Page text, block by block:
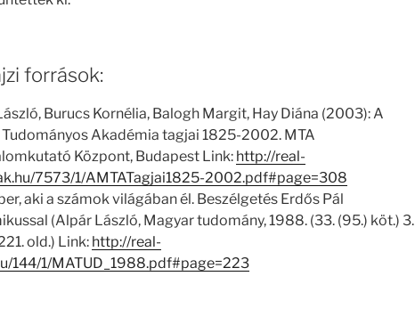
források:
Burucs Kornélia, Balogh Margit, Hay Diána (2003): A
Akadémia tagjai 1825-2002. MTA
Központ, Budapest Link: http://real-
7573/1/AMTATagjai1825-2002.pdf#page=308
aki a számok világában él. Beszélgetés Erdős Pál
(Alpár László, Magyar tudomány, 1988. (33. (95.) köt.) 3.
old.) Link: http://real-
144/1/MATUD_1988.pdf#page=223